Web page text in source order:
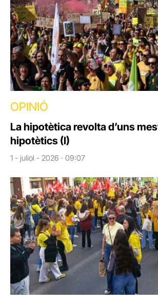
OPINIÓ
La hipotètica revolta d’uns
hipotètics (I)
1 - juliol - 2026 · 09:07